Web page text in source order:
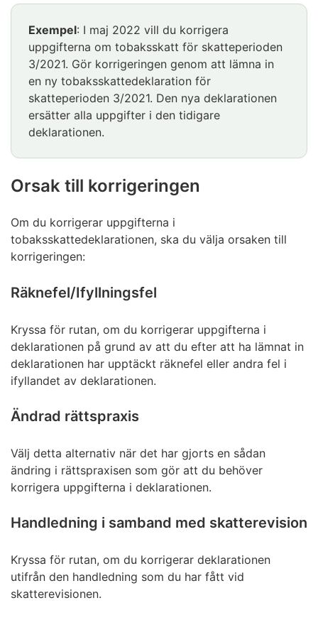
Exempel: I maj 2022 vill du korrigera
uppgifterna om tobaksskatt för skatteperioden
3/2021. Gör korrigeringen genom att lämna in
en ny tobaksskattedeklaration för
skatteperioden 3/2021. Den nya deklarationen
ersätter alla uppgifter i den tidigare
deklarationen.
Orsak till korrigeringen
Om du korrigerar uppgifterna i
tobaksskattedeklarationen, ska du välja orsaken till
korrigeringen:
Räknefel/Ifyllningsfel
Kryssa för rutan, om du korrigerar uppgifterna i
deklarationen på grund av att du efter att ha lämnat in
deklarationen har upptäckt räknefel eller andra fel i
ifyllandet av deklarationen.
Ändrad rättspraxis
Välj detta alternativ när det har gjorts en sådan
ändring i rättspraxisen som gör att du behöver
korrigera uppgifterna i deklarationen.
Handledning i samband med skatterevision
Kryssa för rutan, om du korrigerar deklarationen
utifrån den handledning som du har fått vid
skatterevisionen.